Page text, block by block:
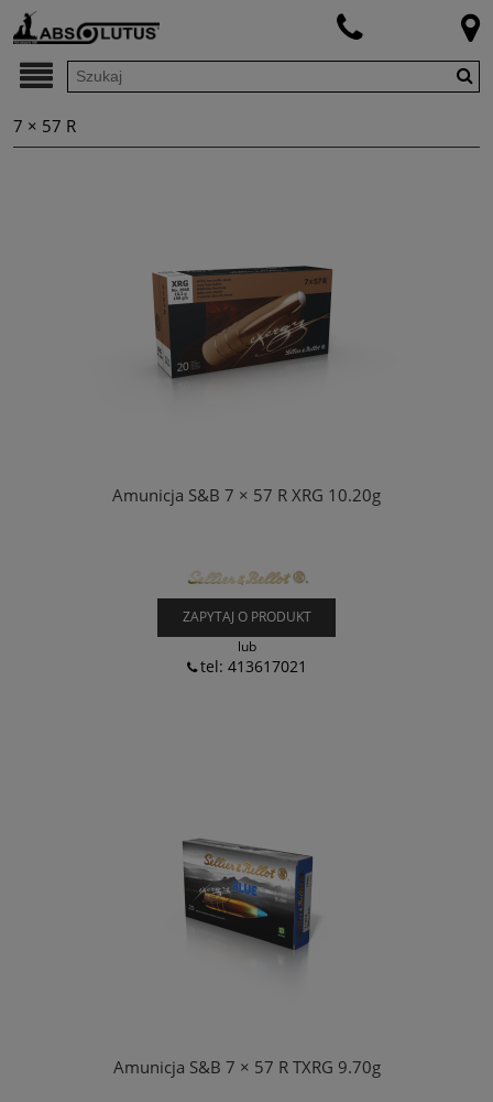
7 × 57 R
Amunicja S&B 7 × 57 R XRG 10.20g
ZAPYTAJ O PRODUKT
lub
tel: 413617021
Amunicja S&B 7 × 57 R TXRG 9.70g